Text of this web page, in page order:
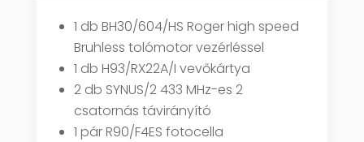
1 db BH30/604/HS Roger high speed
Bruhless tolómotor vezérléssel
1 db H93/RX22A/I vevőkártya
2 db SYNUS/2 433 MHz-es 2
csatornás távirányító
1 pár R90/F4ES fotocella